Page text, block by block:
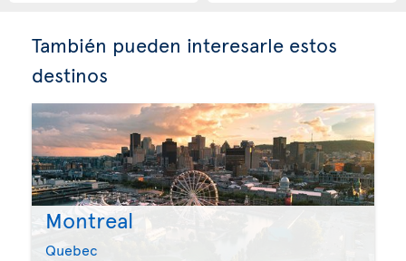
También pueden interesarle estos
destinos
Montreal
Quebec